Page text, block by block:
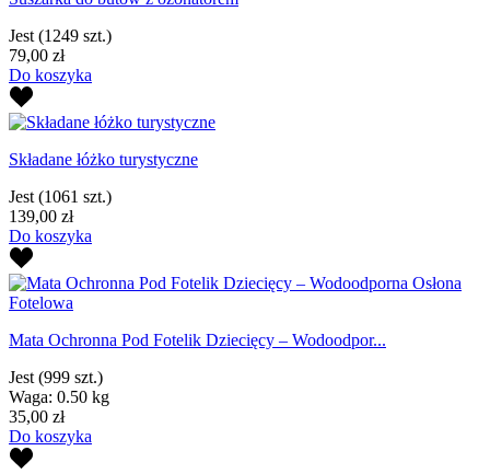
Jest (1249 szt.)
79,00 zł
Do koszyka
Składane łóżko turystyczne
Jest (1061 szt.)
139,00 zł
Do koszyka
Mata Ochronna Pod Fotelik Dziecięcy – Wodoodpor...
Jest (999 szt.)
Waga: 0.50 kg
35,00 zł
Do koszyka